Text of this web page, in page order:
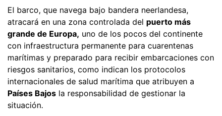
El barco, que navega bajo bandera neerlandesa,
atracará en una zona controlada del puerto más
grande de Europa, uno de los pocos del continente
con infraestructura permanente para cuarentenas
marítimas y preparado para recibir embarcaciones con
riesgos sanitarios, como indican los protocolos
internacionales de salud marítima que atribuyen a
Países Bajos la responsabilidad de gestionar la
situación.